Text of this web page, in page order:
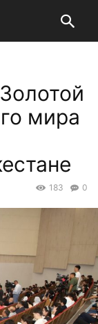
мира
0
183